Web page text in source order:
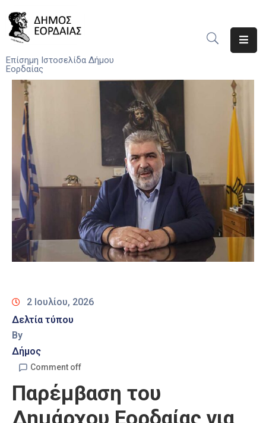
Επίσημη Ιστοσελίδα Δήμου
Εορδαίας
Ο
Δήμος
Νέα
Υπηρεσίες
Του
Δήμου
Προσκλήσεις
Αποφάσεις
Τηλέφωνα
2 Ιουλίου, 2026
Δελτία τύπου
By
Δήμος
Comment off
Παρέμβαση του